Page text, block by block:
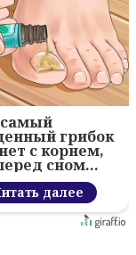
грибок
с корнем,
сном…
далее